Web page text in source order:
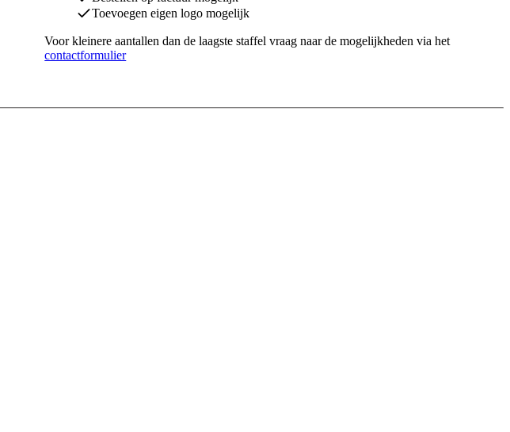
Toevoegen eigen logo mogelijk
Voor kleinere aantallen dan de laagste staffel vraag naar de mogelijkheden via het
contactformulier